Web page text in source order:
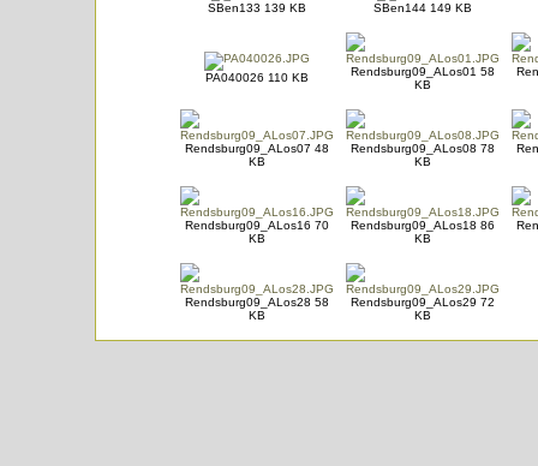
SBen133 139 KB SBen144 149 KB
PA040026 110 KB
Rendsburg09_ALos01 58
KB
Rendsburg09_ALos07 48
KB
Rendsburg09_ALos08 78
KB
Rendsburg09_ALos16 70
KB
Rendsburg09_ALos18 86
KB
Rendsburg09_ALos28 58
KB
Rendsburg09_ALos29 72
KB